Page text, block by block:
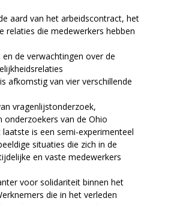
aard van het arbeidscontract, het
relaties die medewerkers hebben
de verwachtingen over de
afkomstig van vier verschillende
vragenlijstonderzoek,
onderzoekers van de Ohio
is een semi-experimenteel
situaties die zich in de
en vaste medewerkers
voor solidariteit binnen het
die in het verleden